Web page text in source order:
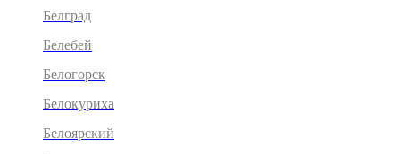
Белград
Белебей
Белогорск
Белокуриха
Белоярский